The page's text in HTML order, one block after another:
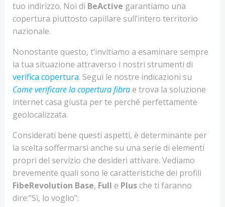
tuo indirizzo. Noi di BeActive garantiamo una
copertura piuttosto capillare sull’intero territorio
nazionale.
Nonostante questo, t’invitiamo a esaminare sempre
la tua situazione attraverso i nostri strumenti di
verifica copertura. Segui le nostre indicazioni su
Come verificare la copertura fibrae trova la soluzione
internet casa giusta per te perché perfettamente
geolocalizzata.
Considerati bene questi aspetti, è determinante per
la scelta soffermarsi anche su una serie di elementi
propri del servizio che desideri attivare. Vediamo
brevemente quali sono le caratteristiche dei profili
FibeRevolution Base, Full e Plusche ti faranno
dire:”Sì, lo voglio”: